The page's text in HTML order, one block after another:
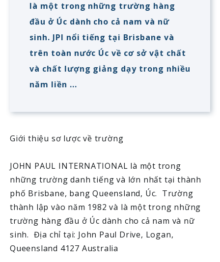
là một trong những trường hàng
đầu ở Úc dành cho cả nam và nữ
sinh. JPI nổi tiếng tại Brisbane và
trên toàn nước Úc về cơ sở vật chất
và chất lượng giảng dạy trong nhiều
năm liền ...
Giới thiệu sơ lược về trường
JOHN PAUL INTERNATIONAL là một trong
những trường danh tiếng và lớn nhất tại thành
phố Brisbane, bang Queensland, Úc. Trường
thành lập vào năm 1982 và là một trong những
trường hàng đầu ở Úc dành cho cả nam và nữ
sinh. Địa chỉ tại: John Paul Drive, Logan,
Queensland 4127 Australia